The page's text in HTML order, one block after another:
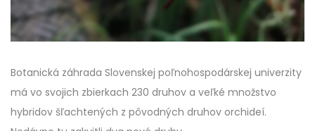
Botanická záhrada Slovenskej poľnohospodárskej univerzity
má vo svojich zbierkach 230 druhov a veľké množstvo
hybridov šľachtených z pôvodných druhov orchideí.